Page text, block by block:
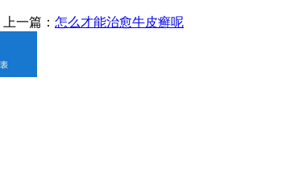
上一篇： 怎么才能治愈牛皮癣呢